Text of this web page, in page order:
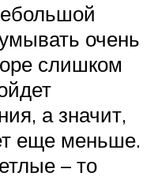
очень
слишком
а значит,
еще меньше.
– то